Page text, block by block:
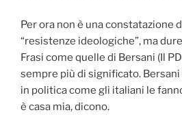
Per ora non è una constatazione
“resistenze ideologiche”, ma
Frasi come quelle di Bersani (Il
sempre più di significato.
in politica come gli italiani le
è casa mia, dicono.